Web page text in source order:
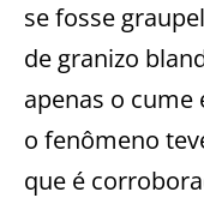
se fosse
de granizo
apenas o cume
o fenômeno
que é